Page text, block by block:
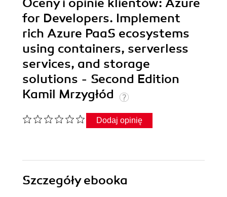
for Developers. Implement
rich Azure PaaS ecosystems
using containers, serverless
services, and storage
solutions - Second Edition
Kamil Mrzygłód
Dodaj opinię
Szczegółyebooka